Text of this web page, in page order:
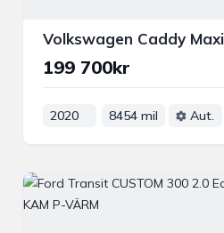
199 700kr
2020 8454 mil Aut.